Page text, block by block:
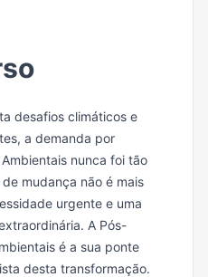
desafios climáticos e
a demanda por
nunca foi tão
mudança não é mais
urgente e uma
A Pós-
é a sua ponte
desta transformação.